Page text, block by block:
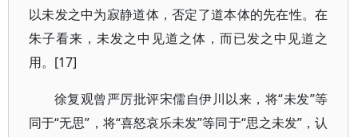
以未发之中为寂静道体，否定了道本体的先在性。在
朱子看来，未发之中见道之体，而已发之中见道之
用。[17]
徐复观曾严厉批评宋儒自伊川以来，将“未发”等
同于“无思”，将“喜怒哀乐未发”等同于“思之未发”，认